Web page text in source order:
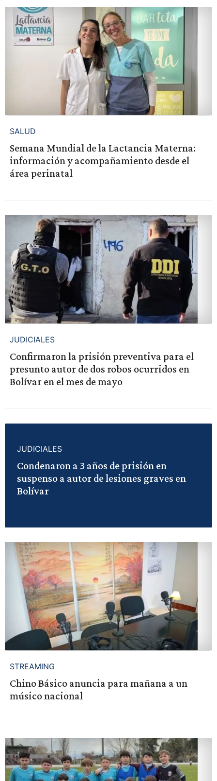
SALUD
Semana Mundial de la Lactancia Materna:
información y acompañamiento desde el
área perinatal
JUDICIALES
Confirmaron la prisión preventiva para el
presunto autor de dos robos ocurridos en
Bolívar en el mes de mayo
JUDICIALES
Condenaron a 3 años de prisión en
suspenso a autor de lesiones graves en
Bolívar
STREAMING
Chino Básico anuncia para mañana a un
músico nacional